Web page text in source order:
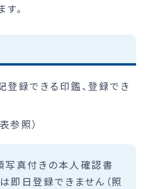
。
登録できる印鑑、登録でき
参照）
写真付きの本人確認書
即日登録できません（照